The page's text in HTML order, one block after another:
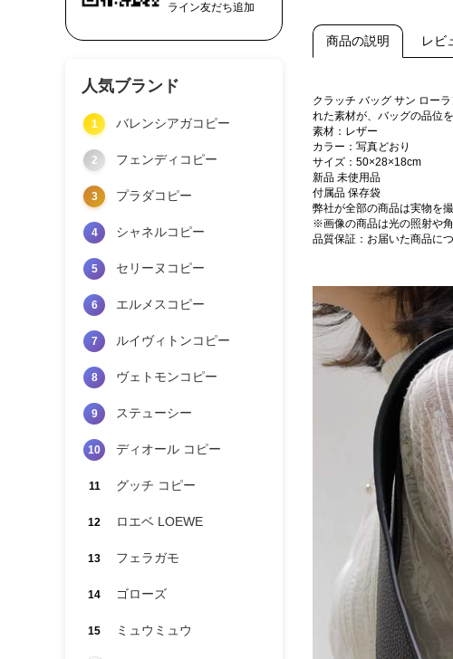
ライン友だち追加
人気ブランド
1 バレンシアガコピー
2 フェンディコピー
3 プラダコピー
4 シャネルコピー
5 セリーヌコピー
6 エルメスコピー
7 ルイヴィトンコピー
8 ヴェトモンコピー
9 ステューシー
10 ディオール コピー
11 グッチ コピー
12 ロエベ LOEWE
13 フェラガモ
14 ゴローズ
15 ミュウミュウ
商品の説明 レビ
クラッチ バッグ サン ロー
れた素材が、バッグの品位
素材：レザー
カラー：写真どおり
サイズ：50×28×18cm
新品 未使用品
付属品 保存袋
弊社が全部の商品は実物を
※画像の商品は光の照射や
品質保証：お届いた商品に